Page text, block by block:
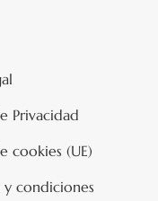
Privacidad
cookies (UE)
y condiciones